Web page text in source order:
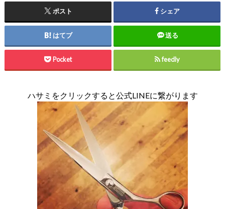
ポスト シェア
はてブ 送る
Pocket feedly
ハサミをクリックすると公式LINEに繋がります